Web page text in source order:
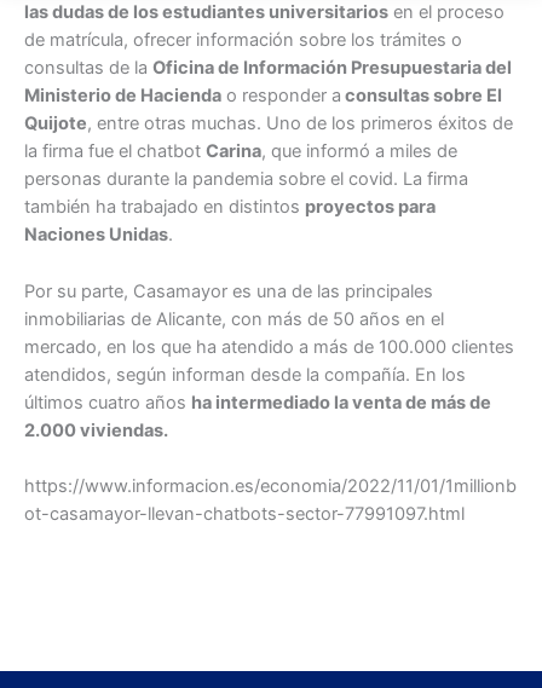
las dudas de los estudiantes universitarios en el proceso
de matrícula, ofrecer información sobre los trámites o
consultas de la Oficina de Información Presupuestaria del
Ministerio de Hacienda o responder a consultas sobre El
Quijote, entre otras muchas. Uno de los primeros éxitos de
la firma fue el chatbot Carina, que informó a miles de
personas durante la pandemia sobre el covid. La firma
también ha trabajado en distintos proyectos para
Naciones Unidas.
Por su parte, Casamayor es una de las principales
inmobiliarias de Alicante, con más de 50 años en el
mercado, en los que ha atendido a más de 100.000 clientes
atendidos, según informan desde la compañía. En los
últimos cuatro años ha intermediado la venta de más de
2.000 viviendas.
https://www.informacion.es/economia/2022/11/01/1millionb
ot-casamayor-llevan-chatbots-sector-77991097.html